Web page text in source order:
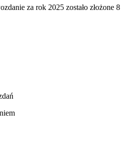
za rok 2025 zostało złożone 8